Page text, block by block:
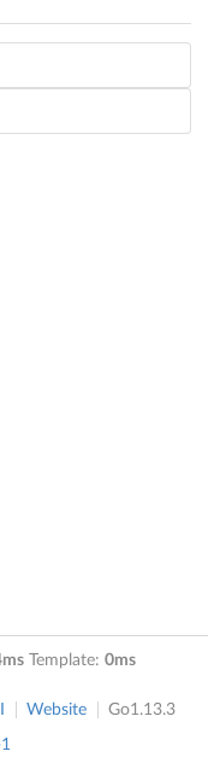
Template: 0ms
Website Go1.13.3